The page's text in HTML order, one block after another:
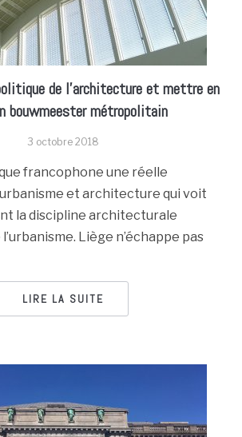
de l’architecture et mettre en
bouwmeester métropolitain
3 octobre 2018
francophone une réelle
et architecture qui voit
la discipline architecturale
Liège n’échappe pas
LIRE LA SUITE